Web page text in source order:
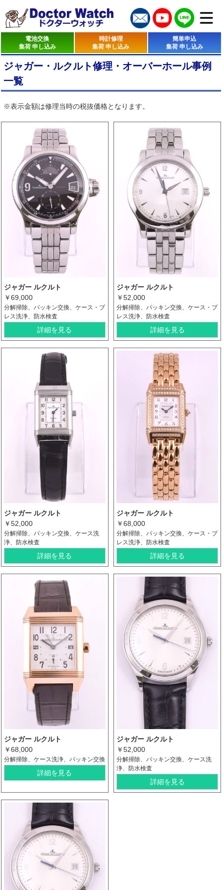
電池交換
集荷 申し込み
時計修理
集荷 申し込み
簡単申込
集荷 申し込み
ジャガー・ルクルト修理・オーバーホール事例
一覧
※表示金額は修理当時の税抜価格となります。
ジャガー ルクルト
￥69,000
分解掃除、パッキン交換、ケース・ブ
レス洗浄、防水検査
詳細を見る
ジャガー ルクルト
￥52,000
分解掃除、パッキン交換、ケース・ブ
レス洗浄、防水検査
詳細を見る
ジャガー ルクルト
￥52,000
分解掃除、パッキン交換、ケース洗
浄、防水検査
詳細を見る
ジャガー ルクルト
￥68,000
分解掃除、パッキン交換、ケース・ブ
レス洗浄、防水検査
詳細を見る
ジャガー ルクルト
￥68,000
分解掃除、ケース洗浄、パッキン交換
詳細を見る
ジャガー ルクルト
￥52,000
分解掃除、パッキン交換、ケース洗
浄、防水検査
詳細を見る